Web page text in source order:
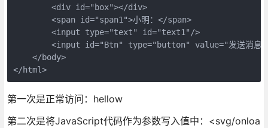
        <div id="box"></div>
        <span id="span1">小明：</span>
        <input type="text" id="text1"/>
<input id="Btn" type="button" value="发送消息
    </body>
</html>
第一次是正常访问：hellow
第二次是将JavaScript代码作为参数写入值中：<svg/onloa